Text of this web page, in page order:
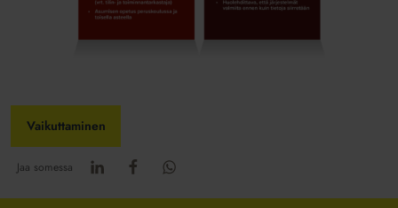
Vaikuttaminen
Jaa somessa